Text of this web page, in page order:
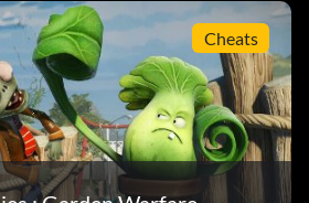
de l'équipe gagnante pendant
- 25
- Éliminez 100 térébrants, 100
et 100 cactus - 50
- En tant qu'ingénieur,
Cheats